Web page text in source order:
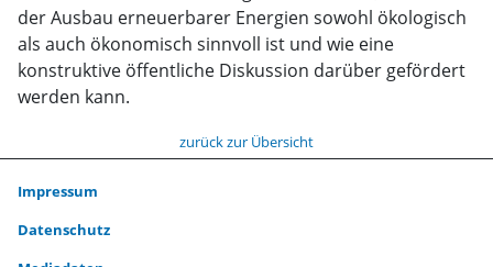
der Ausbau erneuerbarer Energien sowohl ökologisch
als auch ökonomisch sinnvoll ist und wie eine
konstruktive öffentliche Diskussion darüber gefördert
werden kann.
zurück zur Übersicht
Impressum
Datenschutz